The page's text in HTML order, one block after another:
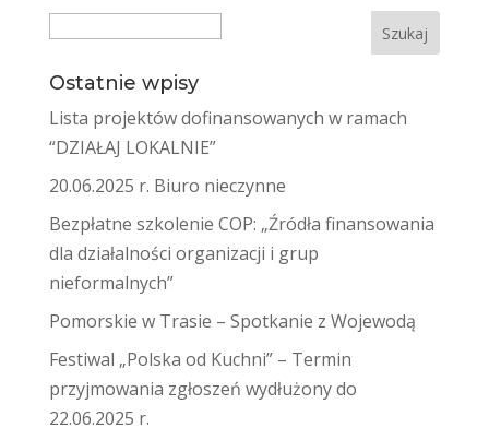
Ostatnie wpisy
Lista projektów dofinansowanych w ramach
“DZIAŁAJ LOKALNIE”
20.06.2025 r. Biuro nieczynne
Bezpłatne szkolenie COP: „Źródła finansowania
dla działalności organizacji i grup
nieformalnych”
Pomorskie w Trasie – Spotkanie z Wojewodą
Festiwal „Polska od Kuchni” – Termin
przyjmowania zgłoszeń wydłużony do
22.06.2025 r.